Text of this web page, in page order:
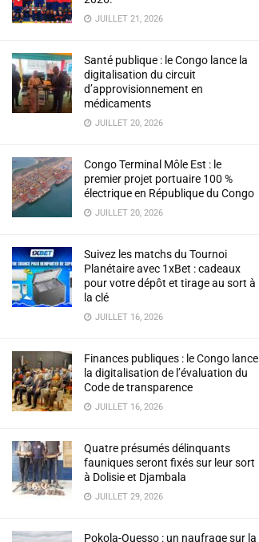
JUILLET 21, 2026
Santé publique : le Congo lance la
digitalisation du circuit
d’approvisionnement en
médicaments
JUILLET 20, 2026
Congo Terminal Môle Est : le
premier projet portuaire 100 %
électrique en République du Congo
JUILLET 20, 2026
Suivez les matchs du Tournoi
Planétaire avec 1xBet : cadeaux
pour votre dépôt et tirage au sort à
la clé
JUILLET 16, 2026
Finances publiques : le Congo lance
la digitalisation de l’évaluation du
Code de transparence
JUILLET 16, 2026
Quatre présumés délinquants
fauniques seront fixés sur leur sort
à Dolisie et Djambala
JUILLET 29, 2026
Pokola-Ouesso : un naufrage sur la